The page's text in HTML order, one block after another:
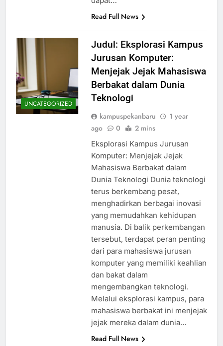
Read Full News
UNCATEGORIZED
Judul: Eksplorasi Kampus
Jurusan Komputer:
Menjejak Jejak Mahasiswa
Berbakat dalam Dunia
Teknologi
kampuspekanbaru
1 year
ago
0 2 mins
Eksplorasi Kampus Jurusan
Komputer: Menjejak Jejak
Mahasiswa Berbakat dalam
Dunia Teknologi Dunia teknologi
terus berkembang pesat,
menghadirkan berbagai inovasi
yang memudahkan kehidupan
manusia. Di balik perkembangan
tersebut, terdapat peran penting
dari para mahasiswa jurusan
komputer yang memiliki keahlian
dan bakat dalam
mengembangkan teknologi.
Melalui eksplorasi kampus, para
mahasiswa berbakat ini menjejak
jejak mereka dalam dunia…
Read Full News